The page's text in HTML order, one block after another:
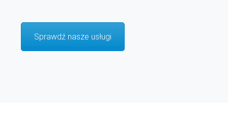
Sprawdź nasze usługi